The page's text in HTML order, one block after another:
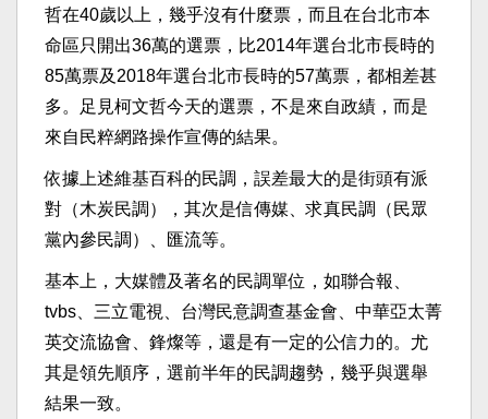
哲在40歲以上，幾乎沒有什麼票，而且在台北市本
命區只開出36萬的選票，比2014年選台北市長時的
85萬票及2018年選台北市長時的57萬票，都相差甚
多。足見柯文哲今天的選票，不是來自政績，而是
來自民粹網路操作宣傳的結果。
依據上述維基百科的民調，誤差最大的是街頭有派
對（木炭民調），其次是信傳媒、求真民調（民眾
黨內參民調）、匯流等。
基本上，大媒體及著名的民調單位，如聯合報、
tvbs、三立電視、台灣民意調查基金會、中華亞太菁
英交流協會、鋒燦等，還是有一定的公信力的。尤
其是領先順序，選前半年的民調趨勢，幾乎與選舉
結果一致。